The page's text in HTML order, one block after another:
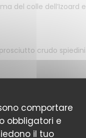
comportare
obbligatori e
il tuo
del colle dell’Izoard e
crudo spiedini